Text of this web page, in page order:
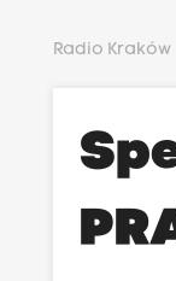
Radio Kraków